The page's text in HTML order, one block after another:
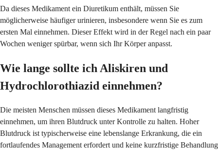
Da dieses Medikament ein Diuretikum enthält, müssen Sie
möglicherweise häufiger urinieren, insbesondere wenn Sie es zum
ersten Mal einnehmen. Dieser Effekt wird in der Regel nach ein paar
Wochen weniger spürbar, wenn sich Ihr Körper anpasst.
Wie lange sollte ich Aliskiren und
Hydrochlorothiazid einnehmen?
Die meisten Menschen müssen dieses Medikament langfristig
einnehmen, um ihren Blutdruck unter Kontrolle zu halten. Hoher
Blutdruck ist typischerweise eine lebenslange Erkrankung, die ein
fortlaufendes Management erfordert und keine kurzfristige Behandlung